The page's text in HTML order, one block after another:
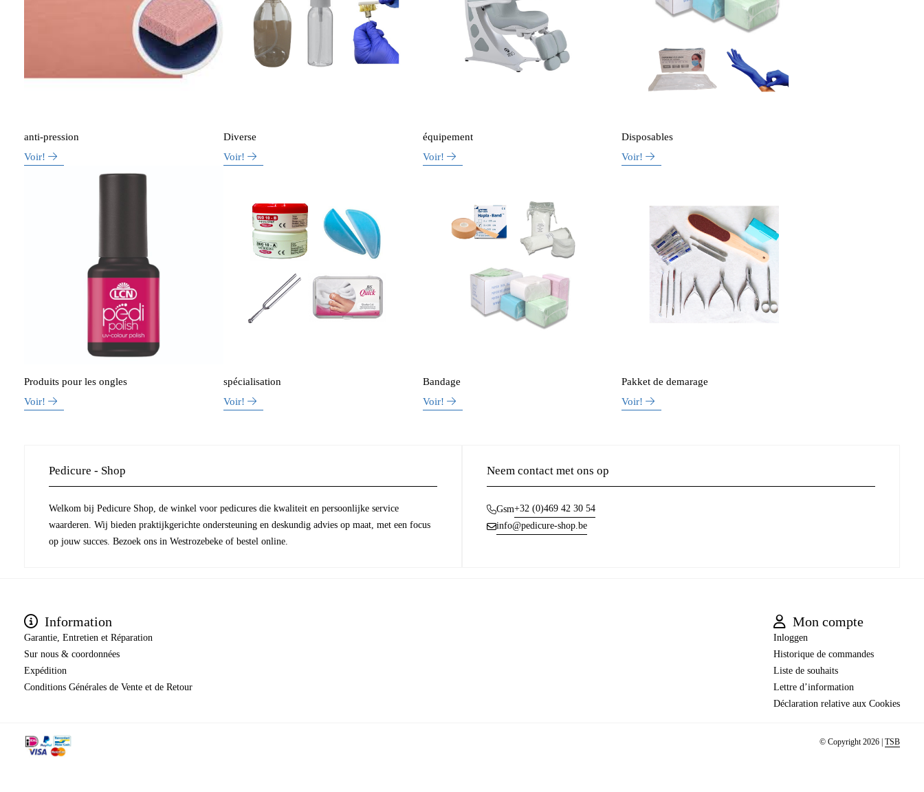
anti-pression
Voir!
Diverse
Voir!
équipement
Voir!
Disposables
Voir!
Produits pour les ongles
Voir!
spécialisation
Voir!
Bandage
Voir!
Pakket de demarage
Voir!
Pedicure - Shop
Welkom bij Pedicure Shop, de winkel voor pedicures die kwaliteit en persoonlijke service
waarderen. Wij bieden praktijkgerichte ondersteuning en deskundig advies op maat, met een focus
op jouw succes. Bezoek ons in Westrozebeke of bestel online.
Neem contact met ons op
Gsm+32 (0)469 42 30 54
info@pedicure-shop.be
Information
Garantie, Entretien et Réparation
Sur nous & coordonnées
Expédition
​​​​​​​Conditions Générales de Vente et de Retour
Mon compte
Inloggen
Historique de commandes
Liste de souhaits
Lettre d’information
Déclaration relative aux Cookies
© Copyright 2026 | TSB